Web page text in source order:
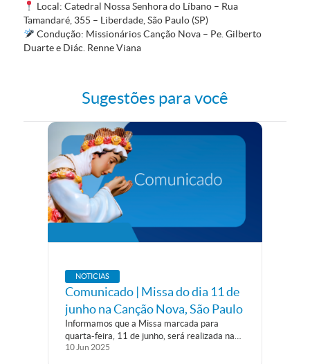
Local: Catedral Nossa Senhora do Líbano – Rua
Tamandaré, 355 – Liberdade, São Paulo (SP)
Condução: Missionários Canção Nova – Pe. Gilberto
Duarte e Diác. Renne Viana
Sugestões para você
NOTICIAS
Comunicado | Missa do dia 11 de
junho na Canção Nova, São Paulo
Informamos que a Missa marcada para
quarta-feira, 11 de junho, será realizada na
Catedral Maronita Nossa Senhora do Líbano,
10 Jun 2025